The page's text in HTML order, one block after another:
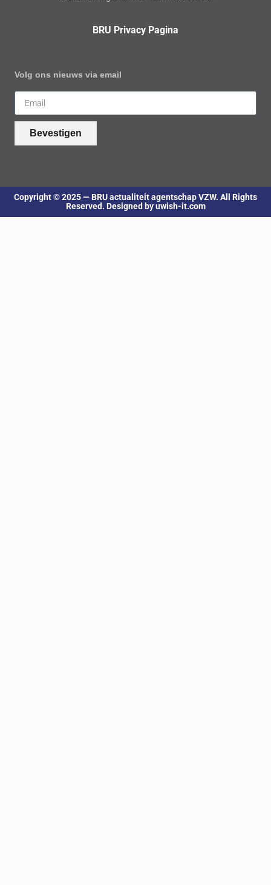
BRU Privacy Pagina
Volg ons nieuws via email
Bevestigen
Copyright © 2025 — BRU actualiteit agentschap VZW. All Rights
Reserved. Designed by uwish-it.com